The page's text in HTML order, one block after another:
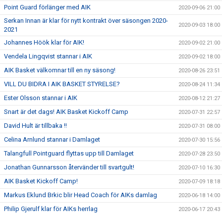
Point Guard förlänger med AIK 2020-09-06 21:00
Serkan Innan är klar för nytt kontrakt över säsongen 2020-
2021
2020-09-03 18:00
Johannes Höök klar för AIK! 2020-09-02 21:00
Vendela Lingqvist stannar i AIK 2020-09-02 18:00
AIK Basket välkomnar till en ny säsong! 2020-08-26 23:51
VILL DU BIDRA I AIK BASKET STYRELSE? 2020-08-24 11:34
Ester Olsson stannar i AIK 2020-08-12 21:27
Snart är det dags! AIK Basket Kickoff Camp 2020-07-31 22:57
David Hult är tillbaka !! 2020-07-31 08:00
Celina Arnlund stannar i Damlaget 2020-07-30 15:56
Talangfull Pointguard flyttas upp till Damlaget 2020-07-28 23:50
Jonathan Gunnarsson återvänder till svartgult! 2020-07-10 16:30
AIK Basket Kickoff Camp! 2020-07-09 18:18
Markus Eklund Brkic blir Head Coach för AIKs damlag 2020-06-18 14:00
Philip Gjerulf klar för AIKs herrlag 2020-06-17 20:43